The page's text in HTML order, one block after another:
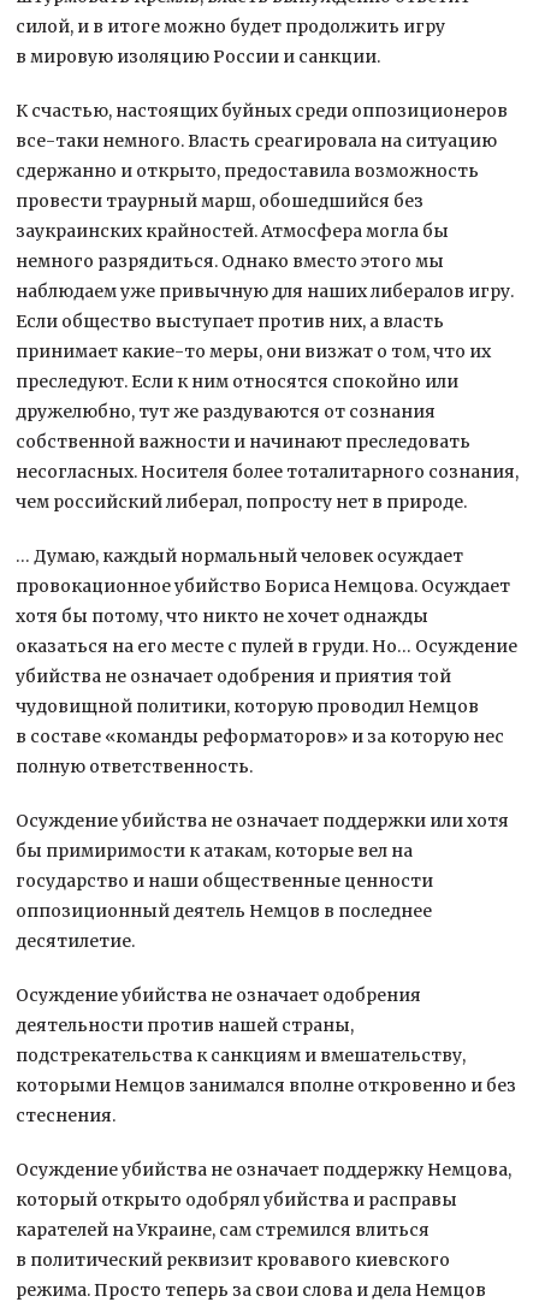
силой, и в итоге можно будет продолжить игру
в мировую изоляцию России и санкции.
К счастью, настоящих буйных среди оппозиционеров
все-таки немного. Власть среагировала на ситуацию
сдержанно и открыто, предоставила возможность
провести траурный марш, обошедшийся без
заукраинских крайностей. Атмосфера могла бы
немного разрядиться. Однако вместо этого мы
наблюдаем уже привычную для наших либералов игру.
Если общество выступает против них, а власть
принимает какие-то меры, они визжат о том, что их
преследуют. Если к ним относятся спокойно или
дружелюбно, тут же раздуваются от сознания
собственной важности и начинают преследовать
несогласных. Носителя более тоталитарного сознания,
чем российский либерал, попросту нет в природе.
… Думаю, каждый нормальный человек осуждает
провокационное убийство Бориса Немцова. Осуждает
хотя бы потому, что никто не хочет однажды
оказаться на его месте с пулей в груди. Но… Осуждение
убийства не означает одобрения и приятия той
чудовищной политики, которую проводил Немцов
в составе «команды реформаторов» и за которую нес
полную ответственность.
Осуждение убийства не означает поддержки или хотя
бы примиримости к атакам, которые вел на
государство и наши общественные ценности
оппозиционный деятель Немцов в последнее
десятилетие.
Осуждение убийства не означает одобрения
деятельности против нашей страны,
подстрекательства к санкциям и вмешательству,
которыми Немцов занимался вполне откровенно и без
стеснения.
Осуждение убийства не означает поддержку Немцова,
который открыто одобрял убийства и расправы
карателей на Украине, сам стремился влиться
в политический реквизит кровавого киевского
режима. Просто теперь за свои слова и дела Немцов